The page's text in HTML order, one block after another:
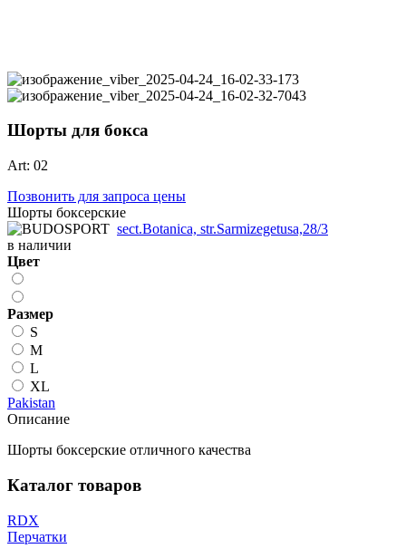
Шорты для бокса
Art: 02
Позвонить для запроса цены
Шорты боксерские
sect.Botanica, str.Sarmizegetusa,28/3
в наличии
Цвет
Размер
S
M
L
XL
Pakistan
Описание
Шорты боксерские отличного качества
Каталог товаров
RDX
Перчатки